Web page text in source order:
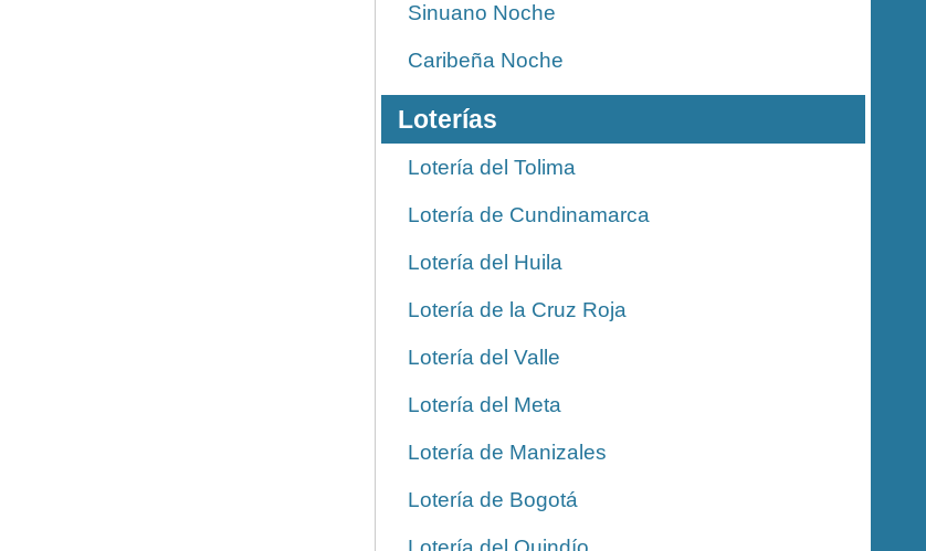
Sinuano Noche
Caribeña Noche
Loterías
Lotería del Tolima
Lotería de Cundinamarca
Lotería del Huila
Lotería de la Cruz Roja
Lotería del Valle
Lotería del Meta
Lotería de Manizales
Lotería de Bogotá